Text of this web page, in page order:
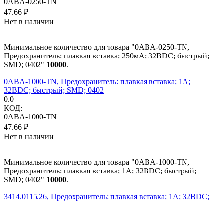
47.66 ₽
Нет в наличии
Минимальное количество для товара "0ABA-0250-TN,
Предохранитель: плавкая вставка; 250мА; 32ВDC; быстрый;
SMD; 0402" 10000.
0ABA-1000-TN, Предохранитель: плавкая вставка; 1А;
32ВDC; быстрый; SMD; 0402
0.0
КОД:
0ABA-1000-TN
47.66 ₽
Нет в наличии
Минимальное количество для товара "0ABA-1000-TN,
Предохранитель: плавкая вставка; 1А; 32ВDC; быстрый;
SMD; 0402" 10000.
3414.0115.26, Предохранитель: плавкая вставка; 1А; 32ВDC;